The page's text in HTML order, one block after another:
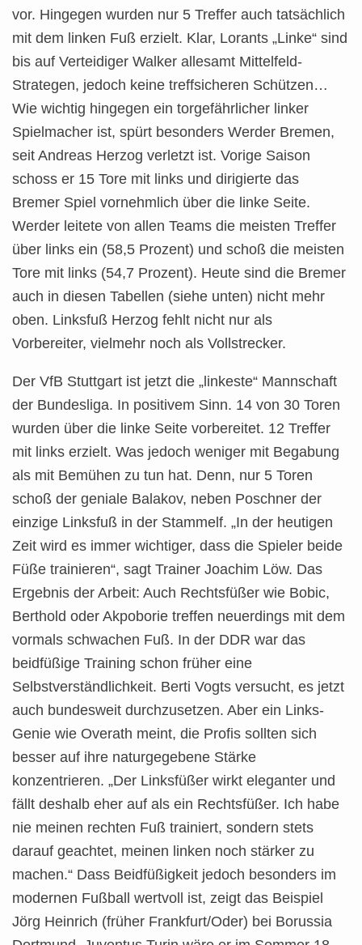
vor. Hingegen wurden nur 5 Treffer auch tatsächlich
mit dem linken Fuß erzielt. Klar, Lorants „Linke“ sind
bis auf Verteidiger Walker allesamt Mittelfeld-
Strategen, jedoch keine treffsicheren Schützen…
Wie wichtig hingegen ein torgefährlicher linker
Spielmacher ist, spürt besonders Werder Bremen,
seit Andreas Herzog verletzt ist. Vorige Saison
schoss er 15 Tore mit links und dirigierte das
Bremer Spiel vornehmlich über die linke Seite.
Werder leitete von allen Teams die meisten Treffer
über links ein (58,5 Prozent) und schoß die meisten
Tore mit links (54,7 Prozent). Heute sind die Bremer
auch in diesen Tabellen (siehe unten) nicht mehr
oben. Linksfuß Herzog fehlt nicht nur als
Vorbereiter, vielmehr noch als Vollstrecker.
Der VfB Stuttgart ist jetzt die „linkeste“ Mannschaft
der Bundesliga. In positivem Sinn. 14 von 30 Toren
wurden über die linke Seite vorbereitet. 12 Treffer
mit links erzielt. Was jedoch weniger mit Begabung
als mit Bemühen zu tun hat. Denn, nur 5 Toren
schoß der geniale Balakov, neben Poschner der
einzige Linksfuß in der Stammelf. „In der heutigen
Zeit wird es immer wichtiger, dass die Spieler beide
Füße trainieren“, sagt Trainer Joachim Löw. Das
Ergebnis der Arbeit: Auch Rechtsfüßer wie Bobic,
Berthold oder Akpoborie treffen neuerdings mit dem
vormals schwachen Fuß. In der DDR war das
beidfüßige Training schon früher eine
Selbstverständlichkeit. Berti Vogts versucht, es jetzt
auch bundesweit durchzusetzen. Aber ein Links-
Genie wie Overath meint, die Profis sollten sich
besser auf ihre naturgegebene Stärke
konzentrieren. „Der Linksfüßer wirkt eleganter und
fällt deshalb eher auf als ein Rechtsfüßer. Ich habe
nie meinen rechten Fuß trainiert, sondern stets
darauf geachtet, meinen linken noch stärker zu
machen.“ Dass Beidfüßigkeit jedoch besonders im
modernen Fußball wertvoll ist, zeigt das Beispiel
Jörg Heinrich (früher Frankfurt/Oder) bei Borussia